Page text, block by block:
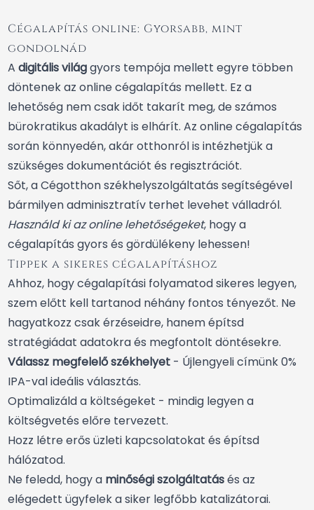
Cégalapítás online: Gyorsabb, mint
gondolnád
A digitális világgyors tempója mellett egyre többen
döntenek az online cégalapítás mellett. Ez a
lehetőség nem csak időt takarít meg, de számos
bürokratikus akadályt is elhárít. Az online cégalapítás
során könnyedén, akár otthonról is intézhetjük a
szükséges dokumentációt és regisztrációt.
Sőt, a Cégotthon székhelyszolgáltatás segítségével
bármilyen adminisztratív terhet levehet válladról.
Használd ki az online lehetőségeket, hogy a
cégalapítás gyors és gördülékeny lehessen!
Tippek a sikeres cégalapításhoz
Ahhoz, hogy cégalapítási folyamatod sikeres legyen,
szem előtt kell tartanod néhány fontos tényezőt. Ne
hagyatkozz csak érzéseidre, hanem építsd
stratégiádat adatokra és megfontolt döntésekre.
Válassz megfelelő székhelyet - Újlengyeli címünk 0%
IPA-val ideális választás.
Optimalizáld a költségeket - mindig legyen a
költségvetés előre tervezett.
Hozz létre erős üzleti kapcsolatokat és építsd
hálózatod.
Ne feledd, hogy a minőségi szolgáltatásés az
elégedett ügyfelek a siker legfőbb katalizátorai.